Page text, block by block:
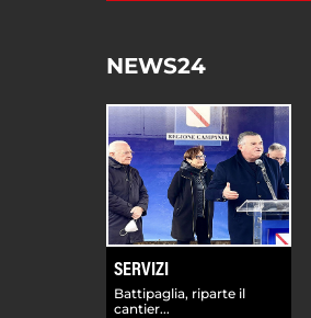
NEWS24
SERVIZI
Battipaglia, riparte il
cantier...